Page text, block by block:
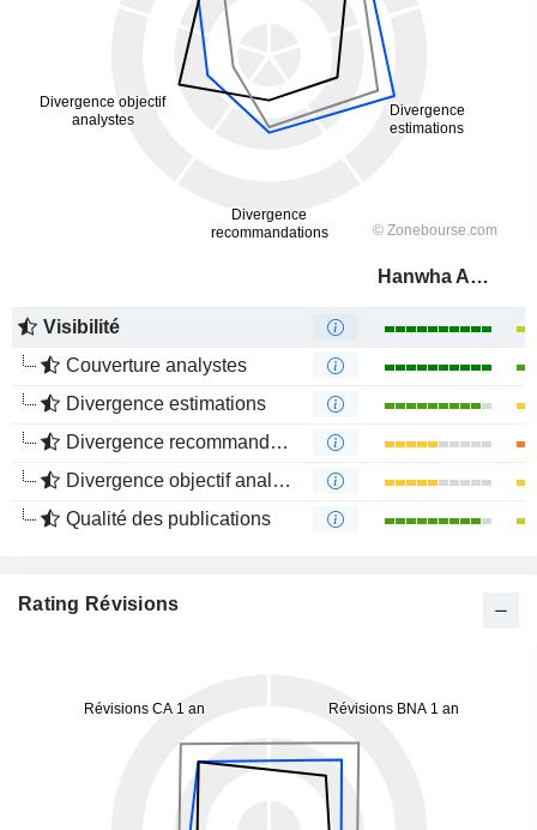
Hanwha Aerospace Co., Ltd.
Visibilité
Couverture analystes
Divergence estimations
Divergence recommandations analystes
Divergence objectif analystes
Qualité des publications
Rating Révisions